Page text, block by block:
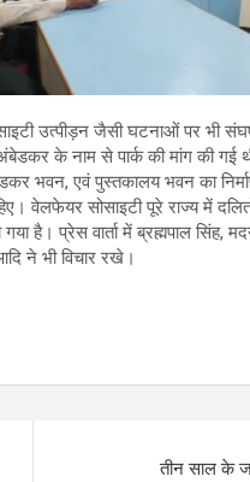
उत्पीड़न जैसी घटनाओं पर भी
अंबेडकर के नाम से पार्क की मांग की
भवन, एवं पुस्तकालय भवन का
वेलफेयर सोसाइटी पूरे राज्य में
है। प्रेस वार्ता में ब्रह्मपाल सिंह,
ने भी विचार रखे।
तीन साल के